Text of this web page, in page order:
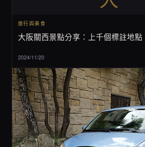
旅行與美食
大阪關西景點分享：上千個標註地點
2024/11/20